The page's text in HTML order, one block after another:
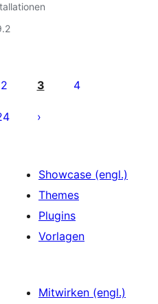
2 3 4
Showcase (engl.)
Themes
Plugins
Vorlagen
Mitwirken (engl.)